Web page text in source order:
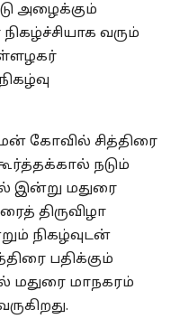
அழைக்கும்
வரும்
கோவில் சித்திரை
நடும்
இன்று மதுரை
திருவிழா
நிகழ்வுடன்
பதிக்கும்
மதுரை மாநகரம்